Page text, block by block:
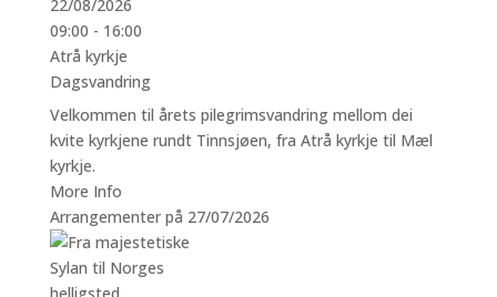
22/08/2026
09:00 - 16:00
Atrå kyrkje
Dagsvandring
Velkommen til årets pilegrimsvandring mellom dei
kvite kyrkjene rundt Tinnsjøen, fra Atrå kyrkje til Mæl
kyrkje.
More Info
Arrangementer på 27/07/2026